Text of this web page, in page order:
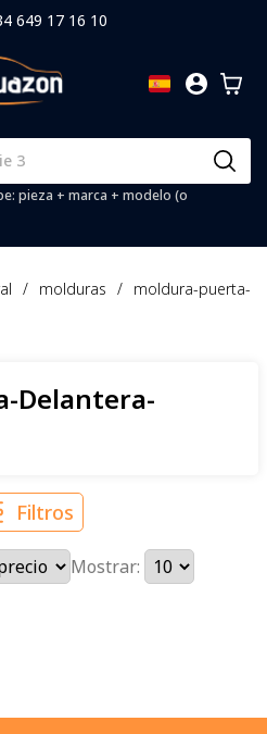
649 17 16 10
pieza + marca + modelo (o
/ molduras / moldura-puerta-
Delantera-
Filtros
Mostrar: